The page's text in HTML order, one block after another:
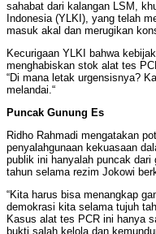
sahabat dari kalangan LSM,
Indonesia (YLKI), yang telah
masuk akal dan merugikan
Kecurigaan YLKI bahwa
menghabiskan stok alat tes
“Di mana letak urgensisnya?
melandai.“
Puncak Gunung Es
Ridho Rahmadi mengatakan
penyalahgunaan kekuasaan
publik ini hanyalah puncak dari
tahun selama rezim Jokowi
“Kita harus bisa menangkap
demokrasi kita selama tujuh
Kasus alat tes PCR ini hanya
bukti salah kelola dan